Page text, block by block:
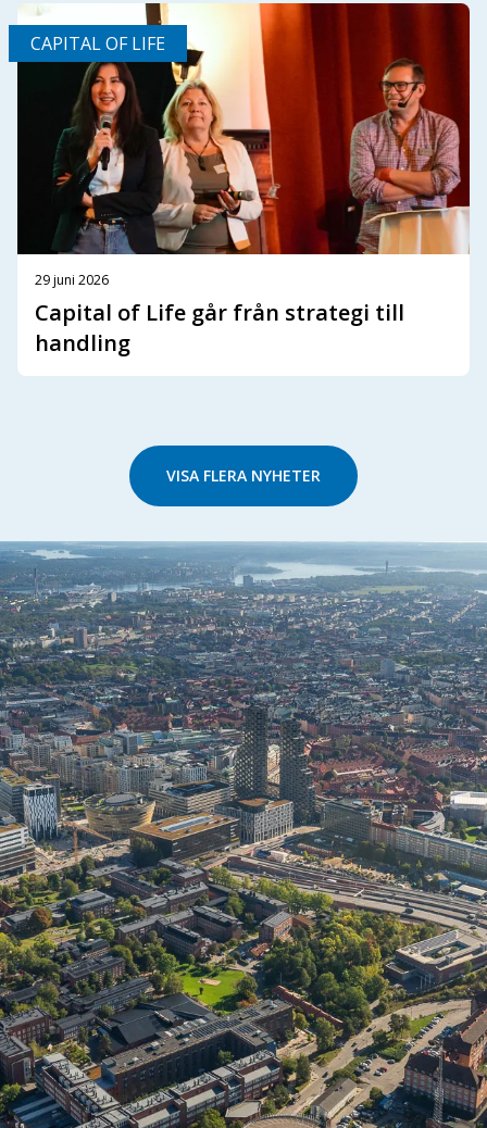
CAPITAL OF LIFE
29 juni 2026
Capital of Life går från strategi till
handling
VISA FLERA NYHETER